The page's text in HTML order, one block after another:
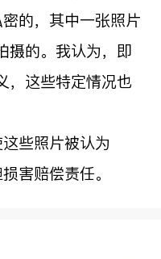
的，其中一张照片
摄的。我认为，即
，这些特定情况也
些照片被认为
害赔偿责任。